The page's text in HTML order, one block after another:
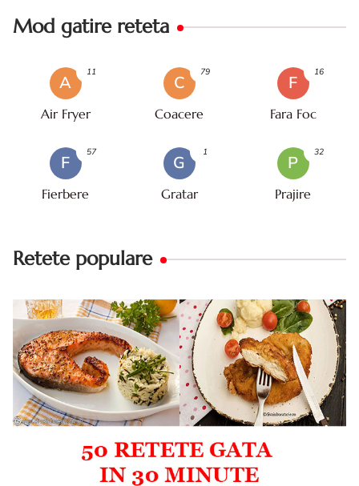
Mod gatire reteta
A
Air Fryer
11
C
Coacere
79
F
Fara Foc
16
F
Fierbere
57
G
Gratar
1
P
Prajire
32
Retete populare